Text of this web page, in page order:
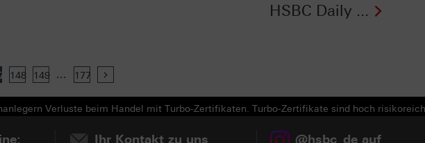
HSBC Daily ...
148 149 ... 177
Verluste beim Handel mit Turbo-Zertifikaten. Turbo-Zertifikate sind hoch
Ihr Kontakt zu uns
@hsbc_de auf